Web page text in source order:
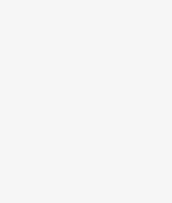
적인 목적지로
.